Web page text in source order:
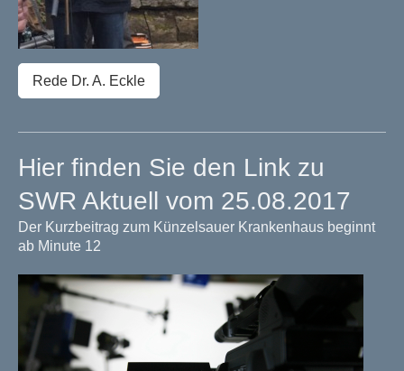
Rede Dr. A. Eckle
Hier finden Sie den Link zu
SWR Aktuell vom 25.08.2017
Der Kurzbeitrag zum Künzelsauer Krankenhaus beginnt
ab Minute 12